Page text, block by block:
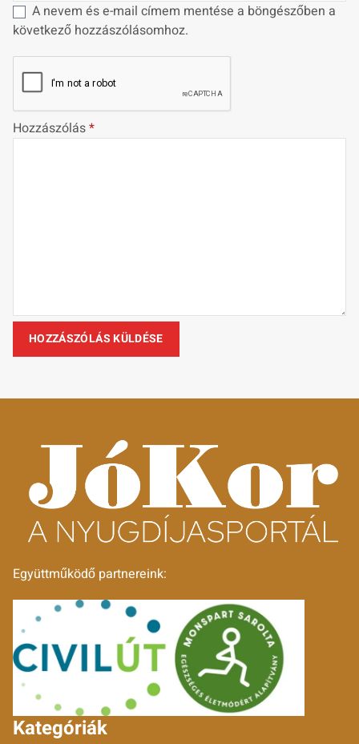
A nevem és e-mail címem mentése a böngészőben a
következő hozzászólásomhoz.
Hozzászólás*
Együttműködő partnereink:
Kategóriák